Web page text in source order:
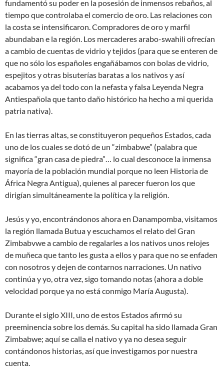
fundamentó su poder en la posesión de inmensos rebaños, al
tiempo que controlaba el comercio de oro. Las relaciones con
la costa se intensificaron. Compradores de oro y marfil
abundaban e la región. Los mercaderes arabo-swahili ofrecían
a cambio de cuentas de vidrio y tejidos (para que se enteren de
que no sólo los españoles engañábamos con bolas de vidrio,
espejitos y otras bisuterías baratas a los nativos y así
acabamos ya del todo con la nefasta y falsa Leyenda Negra
Antiespañola que tanto daño histórico ha hecho a mi querida
patria nativa).
En las tierras altas, se constituyeron pequeños Estados, cada
uno de los cuales se dotó de un “zimbabwe” (palabra que
significa “gran casa de piedra”… lo cual desconoce la inmensa
mayoría de la población mundial porque no leen Historia de
África Negra Antigua), quienes al parecer fueron los que
dirigían simultáneamente la política y la religión.
Jesús y yo, encontrándonos ahora en Danampomba, visitamos
la región llamada Butua y escuchamos el relato del Gran
Zimbabvwe a cambio de regalarles a los nativos unos relojes
de muñeca que tanto les gusta a ellos y para que no se enfaden
con nosotros y dejen de contarnos narraciones. Un nativo
continúa y yo, otra vez, sigo tomando notas (ahora a doble
velocidad porque ya no está conmigo María Augusta).
Durante el siglo XIII, uno de estos Estados afirmó su
preeminencia sobre los demás. Su capital ha sido llamada Gran
Zimbabwe; aquí se calla el nativo y ya no desea seguir
contándonos historias, así que investigamos por nuestra
cuenta.